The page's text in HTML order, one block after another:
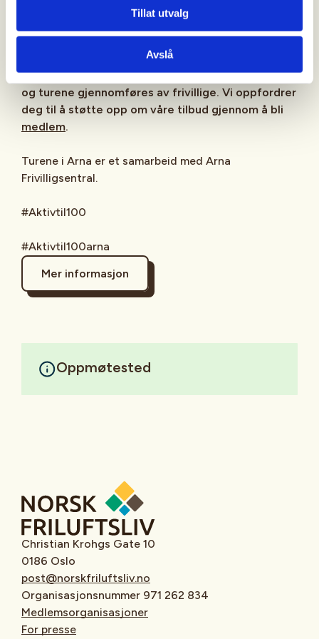
Tillat utvalg
Avslå
generelle vilkår
gjelder all deltakelse på våre aktiviteter.
Aktiv til 100 driftes av Bergen og Hordaland Turlag
og turene gjennomføres av frivillige. Vi oppfordrer
deg til å støtte opp om våre tilbud gjennom å bli
medlem.
Turene i Arna er et samarbeid med Arna
Frivilligsentral.
#Aktivtil100
#Aktivtil100arna
Mer informasjon
Oppmøtested
Christian Krohgs Gate 10
0186 Oslo
post@norskfriluftsliv.no
Organisasjonsnummer 971 262 834
Medlemsorganisasjoner
For presse